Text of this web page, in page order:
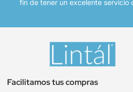
fin de tener un excelente servicio
Facilitamos tus compras